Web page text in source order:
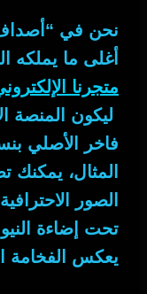
نحن في
أغلى ما يملكه
متجرنا
ليكون المنصة
فاخر الأصلي
المثال، يمكنك
الصور
تحت إضاءة
يعكس الفخامة